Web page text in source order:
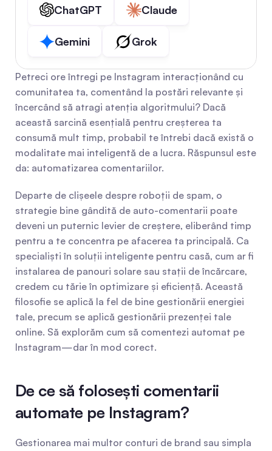
ChatGPT
Claude
Gemini Grok
Petreci ore întregi pe Instagram interacționând cu
comunitatea ta, comentând la postări relevante și
încercând să atragi atenția algoritmului? Dacă
această sarcină esențială pentru creșterea ta
consumă mult timp, probabil te întrebi dacă există o
modalitate mai inteligentă de a lucra. Răspunsul este
da: automatizarea comentariilor.
Departe de clișeele despre roboții de spam, o
strategie bine gândită de auto-comentarii poate
deveni un puternic levier de creștere, eliberând timp
pentru a te concentra pe afacerea ta principală. Ca
specialiști în soluții inteligente pentru casă, cum ar fi
instalarea de panouri solare sau stații de încărcare,
credem cu tărie în optimizare și eficiență. Această
filosofie se aplică la fel de bine gestionării energiei
tale, precum se aplică gestionării prezenței tale
online. Să explorăm cum să comentezi automat pe
Instagram—dar în mod corect.
De ce să folosești comentarii
automate pe Instagram?
Gestionarea mai multor conturi de brand sau simpla